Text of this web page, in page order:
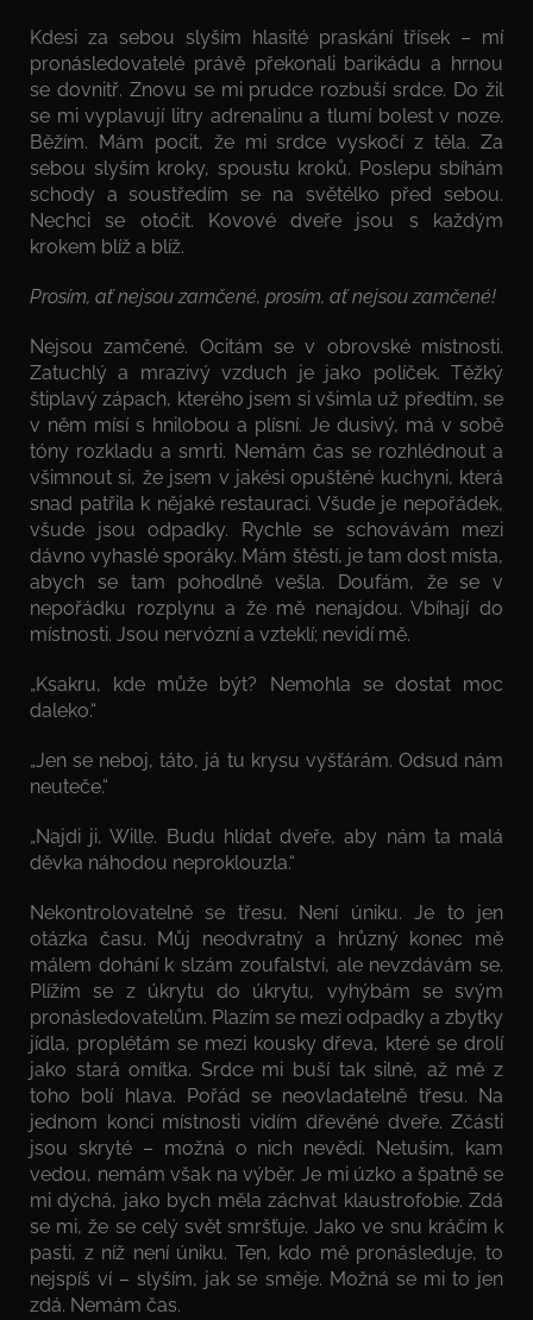
Kdesi za sebou slyším hlasité praskání třísek – mí
pronásledovatelé právě překonali barikádu a hrnou
se dovnitř. Znovu se mi prudce rozbuší srdce. Do žil
se mi vyplavují litry adrenalinu a tlumí bolest v noze.
Běžím. Mám pocit, že mi srdce vyskočí z těla. Za
sebou slyším kroky, spoustu kroků. Poslepu sbíhám
schody a soustředím se na světélko před sebou.
Nechci se otočit. Kovové dveře jsou s každým
krokem blíž a blíž.
Prosím, ať nejsou zamčené, prosím, ať nejsou zamčené!
Nejsou zamčené. Ocitám se v obrovské místnosti.
Zatuchlý a mrazivý vzduch je jako políček. Těžký
štiplavý zápach, kterého jsem si všimla už předtím, se
v něm mísí s hnilobou a plísní. Je dusivý, má v sobě
tóny rozkladu a smrti. Nemám čas se rozhlédnout a
všimnout si, že jsem v jakési opuštěné kuchyni, která
snad patřila k nějaké restauraci. Všude je nepořádek,
všude jsou odpadky. Rychle se schovávám mezi
dávno vyhaslé sporáky. Mám štěstí, je tam dost místa,
abych se tam pohodlně vešla. Doufám, že se v
nepořádku rozplynu a že mě nenajdou. Vbíhají do
místnosti. Jsou nervózní a vzteklí; nevidí mě.
„Ksakru, kde může být? Nemohla se dostat moc
daleko.“
„Jen se neboj, táto, já tu krysu vyšťárám. Odsud nám
neuteče.“
„Najdi ji, Wille. Budu hlídat dveře, aby nám ta malá
děvka náhodou neproklouzla.“
Nekontrolovatelně se třesu. Není úniku. Je to jen
otázka času. Můj neodvratný a hrůzný konec mě
málem dohání k slzám zoufalství, ale nevzdávám se.
Plížím se z úkrytu do úkrytu, vyhýbám se svým
pronásledovatelům. Plazím se mezi odpadky a zbytky
jídla, proplétám se mezi kousky dřeva, které se drolí
jako stará omítka. Srdce mi buší tak silně, až mě z
toho bolí hlava. Pořád se neovladatelně třesu. Na
jednom konci místnosti vidím dřevěné dveře. Zčásti
jsou skryté – možná o nich nevědí. Netuším, kam
vedou, nemám však na výběr. Je mi úzko a špatně se
mi dýchá, jako bych měla záchvat klaustrofobie. Zdá
se mi, že se celý svět smršťuje. Jako ve snu kráčím k
pasti, z níž není úniku. Ten, kdo mě pronásleduje, to
nejspíš ví – slyším, jak se směje. Možná se mi to jen
zdá. Nemám čas.